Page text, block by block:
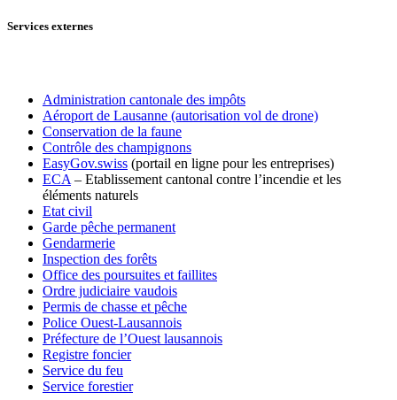
Services externes
Administration cantonale des impôts
Aéroport de Lausanne (autorisation vol de drone)
Conservation de la faune
Contrôle des champignons
EasyGov.swiss (portail en ligne pour les entreprises)
ECA – Etablissement cantonal contre l’incendie et les
éléments naturels
Etat civil
Garde pêche permanent
Gendarmerie
Inspection des forêts
Office des poursuites et faillites
Ordre judiciaire vaudois
Permis de chasse et pêche
Police Ouest-Lausannois
Préfecture de l’Ouest lausannois
Registre foncier
Service du feu
Service forestier